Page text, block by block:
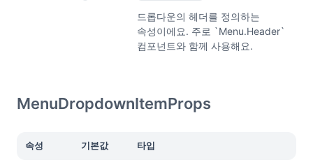
드롭다운의 헤더를 정의하는
속성이에요. 주로 `Menu.Header`
컴포넌트와 함께 사용해요.
MenuDropdownItemProps
속성 기본값 타입